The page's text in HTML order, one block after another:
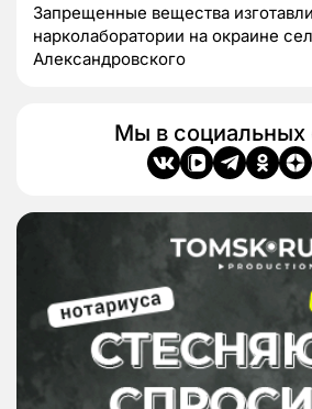
Запрещенные вещества
нарколаборатории на окраине
Александровского
Мы в социальных